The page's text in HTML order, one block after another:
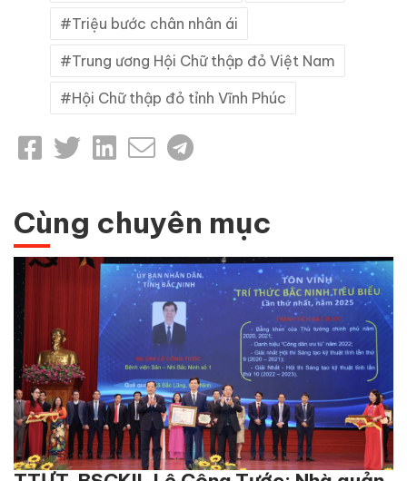
Triệu bước chân nhân ái
Trung ương Hội Chữ thập đỏ Việt Nam
Hội Chữ thập đỏ tỉnh Vĩnh Phúc
Cùng chuyên mục